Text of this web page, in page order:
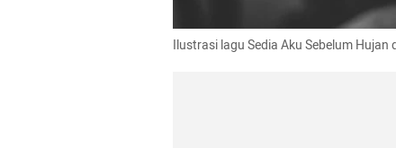
Ilustrasi lagu Sedia Aku Sebelum